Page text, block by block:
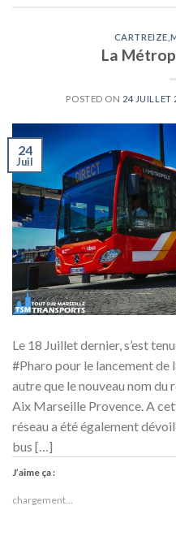
CARTREIZE ,
La
POSTED ON 24 JUILLET
24
Juil
Le 18 Juillet dernier, s’est
#Pharo pour le lancement de
autre que le nouveau nom
Aix Marseille Provence. A
réseau a été également
bus […]
J’aime ça :
chargement…